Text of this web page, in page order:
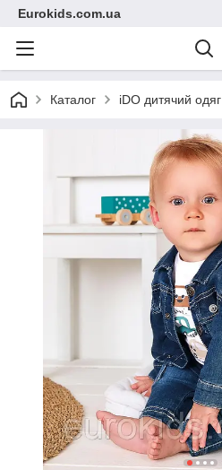
Eurokids.com.ua
Каталог iDO дитячий одяг